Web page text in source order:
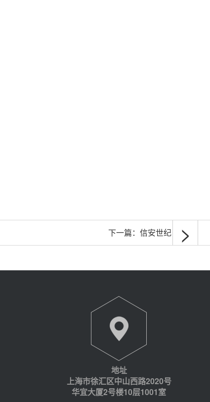
>
下一篇： 信安世纪
地址
上海市徐汇区中山西路2020号
华宜大厦2号楼10层1001室